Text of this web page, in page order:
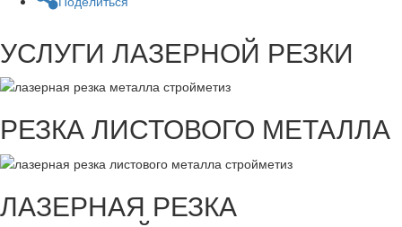
УСЛУГИ ЛАЗЕРНОЙ РЕЗКИ
РЕЗКА ЛИСТОВОГО МЕТАЛЛА
ЛАЗЕРНАЯ РЕЗКА